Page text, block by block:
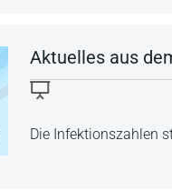
Aktuelles aus
Die Infektionszahlen